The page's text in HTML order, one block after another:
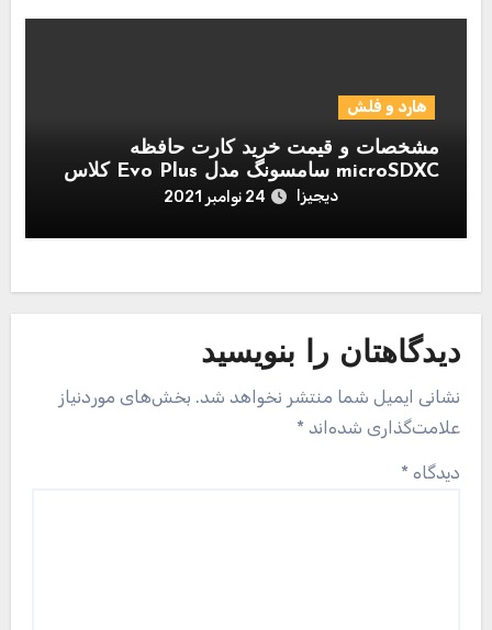
هارد و فلش
مشخصات و قیمت خرید کارت حافظه
microSDXC سامسونگ مدل Evo Plus کلاس
دیجیزا 24 نوامبر 2021
دیدگاهتان را بنویسید
نشانی ایمیل شما منتشر نخواهد شد. بخش‌های موردنیاز
علامت‌گذاری شده‌اند *
دیدگاه *